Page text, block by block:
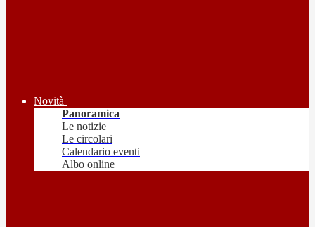
Novità
Panoramica
Le notizie
Le circolari
Calendario eventi
Albo online